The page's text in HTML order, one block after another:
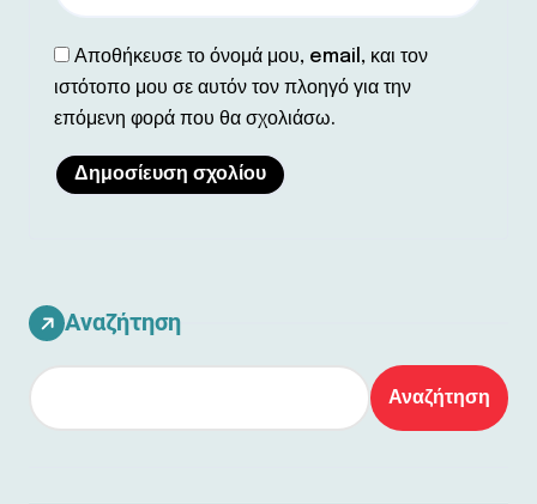
Αποθήκευσε το όνομά μου, email, και τον
ιστότοπο μου σε αυτόν τον πλοηγό για την
επόμενη φορά που θα σχολιάσω.
Αναζήτηση
Αναζήτηση